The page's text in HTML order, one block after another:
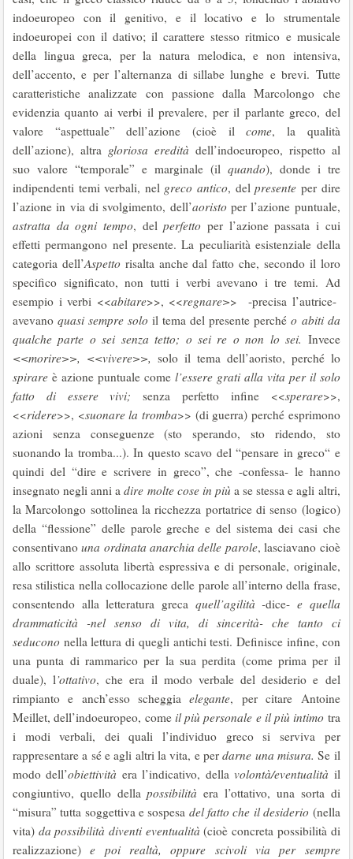
indoeuropeo con il genitivo, e il locativo e lo strumentale
indoeuropei con il dativo; il carattere stesso ritmico e musicale
della lingua greca, per la natura melodica, e non intensiva,
dell’accento, e per l’alternanza di sillabe lunghe e brevi. Tutte
caratteristiche analizzate con passione dalla Marcolongo che
evidenzia quanto ai verbi il prevalere, per il parlante greco, del
valore “aspettuale” dell’azione (cioè ilcome, la qualità
dell’azione), altra gloriosa eredità dell’indoeuropeo, rispetto al
suo valore “temporale” e marginale (il quando), donde i tre
indipendenti temi verbali, nel greco antico, delpresente per dire
l’azione in via di svolgimento, dell’aoristo per l’azione puntuale,
astratta da ogni tempo, delperfetto per l’azione passata i cui
effetti permangono nel presente. La peculiarità esistenziale della
categoria dell’Aspetto risalta anche dal fatto che, secondo il loro
specifico significato, non tutti i verbi avevano i tre temi. Ad
esempio i verbi <<abitare>>, <<regnare>> -precisa l’autrice-
avevanoquasi sempre soloil tema del presente perchéo abiti da
qualche parte o sei senza tetto; o sei re o non lo sei. Invece
<<morire>>, <<vivere>>, solo il tema dell’aoristo, perché lo
spirare è azione puntuale come l’essere grati alla vita per il solo
fatto di essere vivi; senza perfetto infine <<sperare>>,
<<ridere>>, <suonare la tromba>> (di guerra) perché esprimono
azioni senza conseguenze (sto sperando, sto ridendo, sto
suonando la tromba...). In questo scavo del “pensare in greco“ e
quindi del “dire e scrivere in greco”, che -confessa- le hanno
insegnato negli anni adire molte cose in più a se stessa e agli altri,
la Marcolongo sottolinea la ricchezza portatrice di senso (logico)
della “flessione” delle parole greche e del sistema dei casi che
consentivanouna ordinata anarchia delle parole, lasciavano cioè
allo scrittore assoluta libertà espressiva e di personale, originale,
resa stilistica nella collocazione delle parole all’interno della frase,
consentendo alla letteratura greca quell’agilità -dice- e quella
drammaticità -nel senso di vita, di sincerità- che tanto ci
seducono nella lettura di quegli antichi testi. Definisce infine, con
una punta di rammarico per la sua perdita (come prima per il
duale), l’ottativo, che era il modo verbale del desiderio e del
rimpianto e anch’esso scheggiaelegante, per citare Antoine
Meillet, dell’indoeuropeo, comeil più personale e il più intimo tra
i modi verbali, dei quali l’individuo greco si serviva per
rappresentare a sé e agli altri la vita, e perdarne una misura. Se il
modo dell’obiettività era l’indicativo, dellavolontà/eventualità il
congiuntivo, quello dellapossibilitàera l’ottativo, una sorta di
“misura” tutta soggettiva e sospesa del fatto che il desiderio (nella
vita) da possibilità diventi eventualità (cioè concreta possibilità di
realizzazione)e poi realtà, oppure scivoli via per sempre